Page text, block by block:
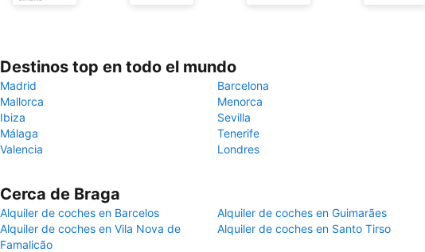
Destinos top en todo el mundo
Madrid
Barcelona
Mallorca
Menorca
Ibiza
Sevilla
Málaga
Tenerife
Valencia
Londres
Cerca de Braga
Alquiler de coches en Barcelos
Alquiler de coches en Guimarães
Alquiler de coches en Vila Nova de
Famalicão
Alquiler de coches en Santo Tirso